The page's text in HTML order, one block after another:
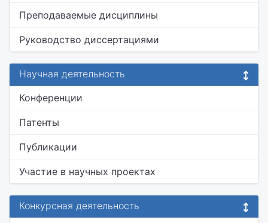
Преподаваемые дисциплины
Руководство диссертациями
Научная деятельность
Конференции
Патенты
Публикации
Участие в научных проектах
Конкурсная деятельность